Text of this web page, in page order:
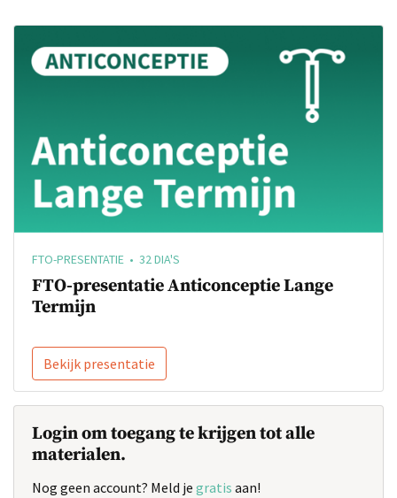
FTO-PRESENTATIE • 32 DIA'S
FTO-presentatie Anticonceptie Lange
Termijn
Bekijk presentatie
Login om toegang te krijgen tot alle
materialen.
Nog geen account? Meld je gratis aan!